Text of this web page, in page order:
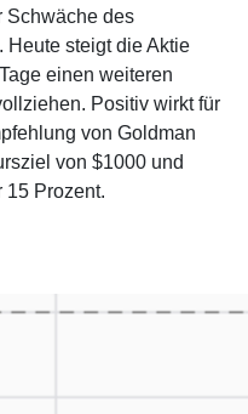
Schwäche des
Heute steigt die Aktie
einen weiteren
Positiv wirkt für
von Goldman
von $1000 und
15 Prozent.